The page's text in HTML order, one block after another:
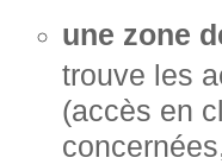
une zone
trouve les
(accès en